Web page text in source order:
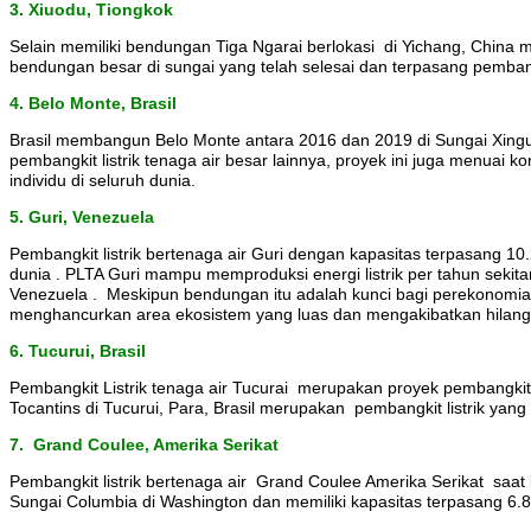
3. Xiuodu, Tiongkok
Selain memiliki bendungan Tiga Ngarai berlokasi di Yichang,
bendungan besar di sungai yang telah selesai dan terpasang
4. Belo Monte, Brasil
Brasil membangun Belo Monte antara 2016 dan 2019 di Sungai
pembangkit listrik tenaga air besar lainnya, proyek ini juga menuai
individu di seluruh dunia.
5. Guri, Venezuela
Pembangkit listrik bertenaga air Guri dengan kapasitas terpasang
dunia . PLTA Guri mampu memproduksi energi listrik per tahun
Venezuela . Meskipun bendungan itu adalah kunci bagi
menghancurkan area ekosistem yang luas dan mengakibatkan
6. Tucurui, Brasil
Pembangkit Listrik tenaga air Tucurai merupakan proyek
Tocantins di Tucurui, Para, Brasil merupakan pembangkit listrik
7. Grand Coulee, Amerika Serikat
Pembangkit listrik bertenaga air Grand Coulee Amerika Serikat
Sungai Columbia di Washington dan memiliki kapasitas terpasang